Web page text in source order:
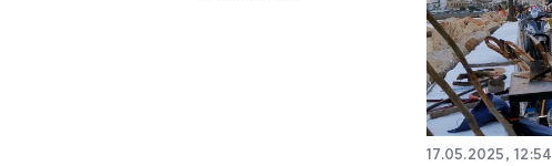
17.05.2025, 12:54